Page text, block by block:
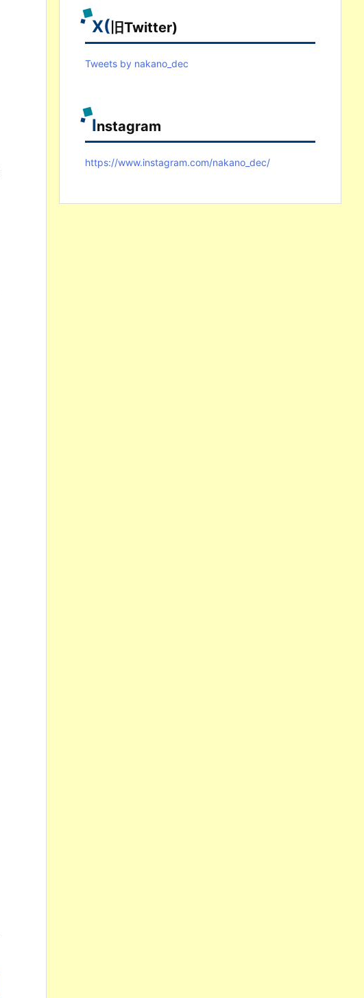
ブ
X( 旧Twitter)
Tweets by nakano_dec
Instagram
https://www.instagram.com/nakano_dec/